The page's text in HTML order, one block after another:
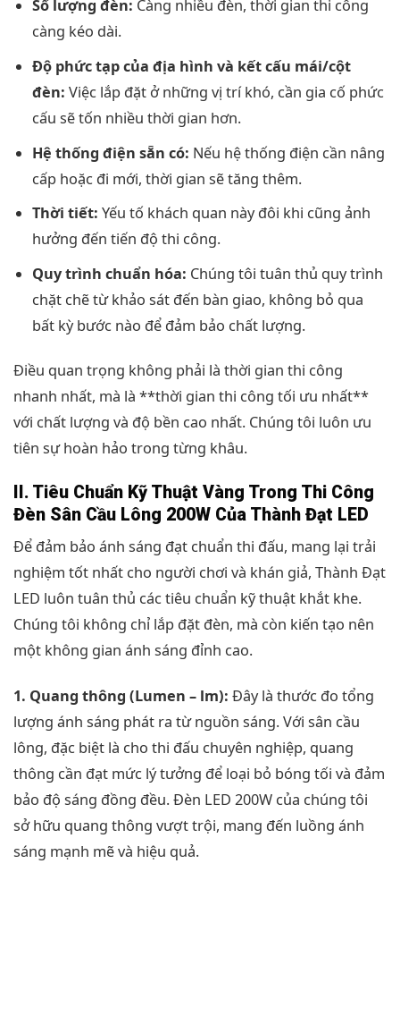
Số lượng đèn: Càng nhiều đèn, thời gian thi công
càng kéo dài.
Độ phức tạp của địa hình và kết cấu mái/cột
đèn: Việc lắp đặt ở những vị trí khó, cần gia cố phức
cấu sẽ tốn nhiều thời gian hơn.
Hệ thống điện sẵn có: Nếu hệ thống điện cần nâng
cấp hoặc đi mới, thời gian sẽ tăng thêm.
Thời tiết: Yếu tố khách quan này đôi khi cũng ảnh
hưởng đến tiến độ thi công.
Quy trình chuẩn hóa: Chúng tôi tuân thủ quy trình
chặt chẽ từ khảo sát đến bàn giao, không bỏ qua
bất kỳ bước nào để đảm bảo chất lượng.
Điều quan trọng không phải là thời gian thi công
nhanh nhất, mà là **thời gian thi công tối ưu nhất**
với chất lượng và độ bền cao nhất. Chúng tôi luôn ưu
tiên sự hoàn hảo trong từng khâu.
II. Tiêu Chuẩn Kỹ Thuật Vàng Trong Thi Công
Đèn Sân Cầu Lông 200W Của Thành Đạt LED
Để đảm bảo ánh sáng đạt chuẩn thi đấu, mang lại trải
nghiệm tốt nhất cho người chơi và khán giả, Thành Đạt
LED luôn tuân thủ các tiêu chuẩn kỹ thuật khắt khe.
Chúng tôi không chỉ lắp đặt đèn, mà còn kiến tạo nên
một không gian ánh sáng đỉnh cao.
1. Quang thông (Lumen – lm): Đây là thước đo tổng
lượng ánh sáng phát ra từ nguồn sáng. Với sân cầu
lông, đặc biệt là cho thi đấu chuyên nghiệp, quang
thông cần đạt mức lý tưởng để loại bỏ bóng tối và đảm
bảo độ sáng đồng đều. Đèn LED 200W của chúng tôi
sở hữu quang thông vượt trội, mang đến luồng ánh
sáng mạnh mẽ và hiệu quả.